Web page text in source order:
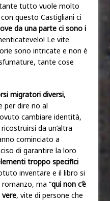
tutto vuole molto
questo Castigliani ci
da una parte ci sono i
Le vite
sono intricate e non è
tante cose
migratori diversi,
per dire no al
cambiare identità,
da un’altra
cominciato a
di garantire la loro
troppo specifici
inventare e il libro si
ma “qui non c’è
, vite di persone che